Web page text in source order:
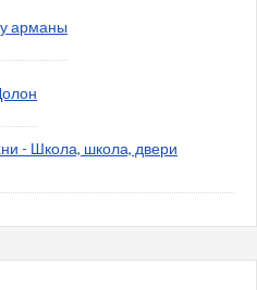
арманы
- Школа, школа, двери